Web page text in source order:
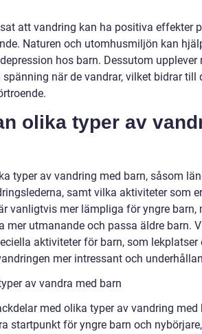
att vandring kan ha positiva effekter
Naturen och utomhusmiljön kan
hos barn. Dessutom upplever
när de vandrar, vilket bidrar till
olika typer av
typer av vandring med barn, såsom
samt vilka aktiviteter som
vanligtvis mer lämpliga för yngre barn,
mer utmanande och passa äldre barn.
aktiviteter för barn, som lekplatser
mer intressant och
av vandra med barn
med olika typer av vandring med
startpunkt för yngre barn och